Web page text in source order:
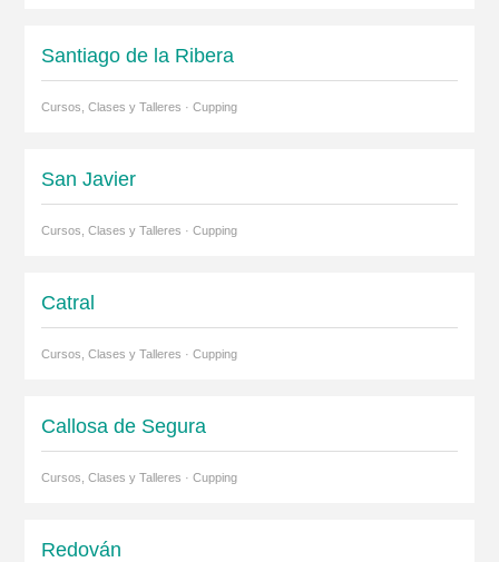
Santiago de la Ribera
Cursos, Clases y Talleres · Cupping
San Javier
Cursos, Clases y Talleres · Cupping
Catral
Cursos, Clases y Talleres · Cupping
Callosa de Segura
Cursos, Clases y Talleres · Cupping
Redován